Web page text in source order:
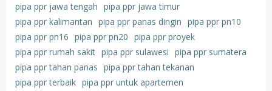
pipa ppr jawa tengah pipa ppr jawa timur
pipa ppr kalimantan pipa ppr panas dingin pipa ppr pn10
pipa ppr pn16 pipa ppr pn20 pipa ppr proyek
pipa ppr rumah sakit pipa ppr sulawesi pipa ppr sumatera
pipa ppr tahan panas pipa ppr tahan tekanan
pipa ppr terbaik pipa ppr untuk apartemen